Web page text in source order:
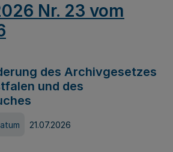
Nr. 23 vom
des Archivgesetzes
und des
21.07.2026